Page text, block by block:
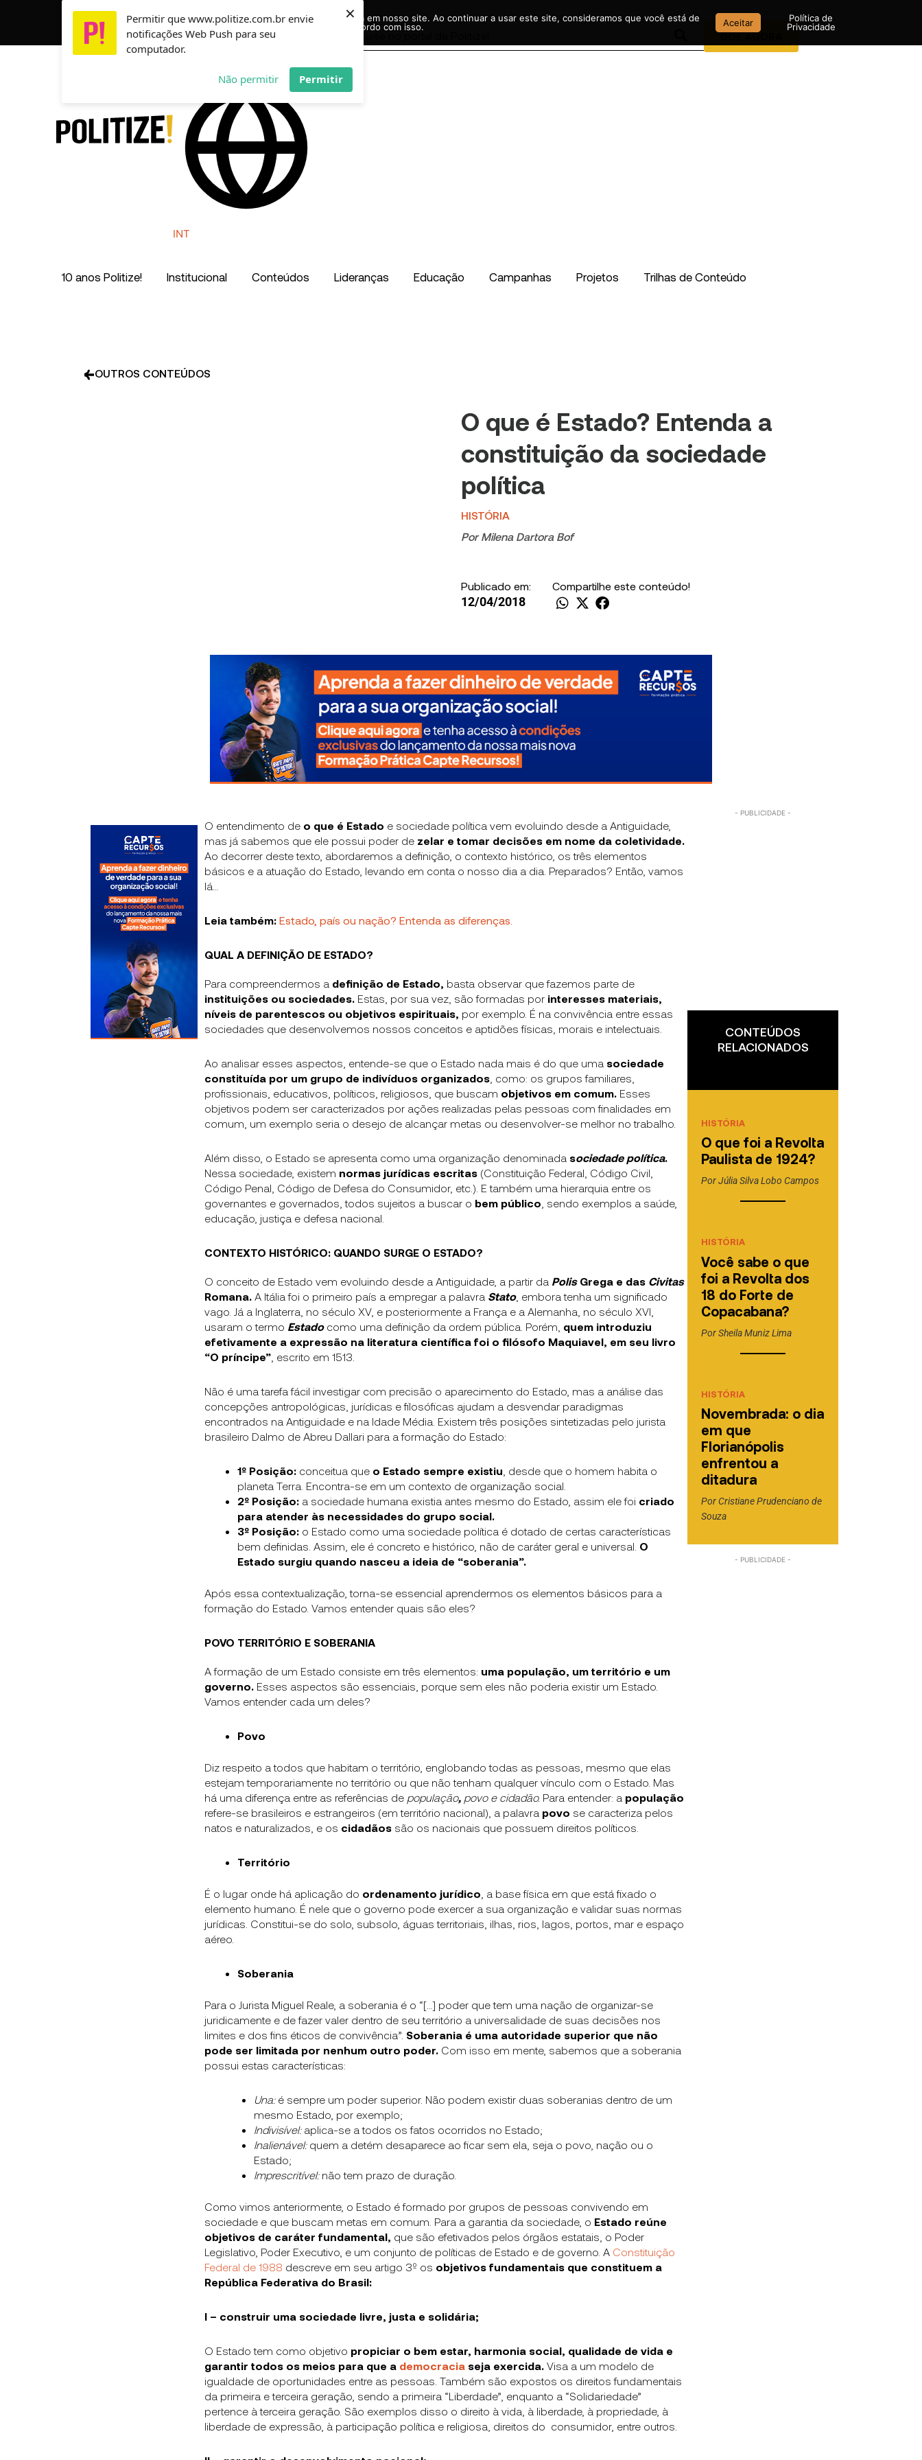
Permitir que www.politize.com.br envie
notificações Web Push para seu
computador.
Não permitir Permitir
×
CO
INT
Pesquisar
DOE AGORA
10 anos Politize! Institucional Conteúdos Lideranças Educação Campanhas Projetos Trilhas de Conteúdo
OUTROS CONTEÚDOS
O que é Estado? Entenda a
constituição da sociedade
política
HISTÓRIA
Por Milena Dartora Bof
Publicado em:
12/04/2018
Compartilhe este conteúdo!
O entendimento de o que é Estado e sociedade política vem evoluindo desde a Antiguidade,
mas já sabemos que ele possui poder de zelar e tomar decisões em nome da coletividade.
Ao decorrer deste texto, abordaremos a definição, o contexto histórico, os três elementos
básicos e a atuação do Estado, levando em conta o nosso dia a dia. Preparados? Então, vamos
lá…
Leia também: Estado, país ou nação? Entenda as diferenças.
QUAL A DEFINIÇÃO DE ESTADO?
Para compreendermos a definição de Estado, basta observar que fazemos parte de
instituições ou sociedades. Estas, por sua vez, são formadas por interesses materiais,
níveis de parentescos ou objetivos espirituais, por exemplo. É na convivência entre essas
sociedades que desenvolvemos nossos conceitos e aptidões físicas, morais e intelectuais.
Ao analisar esses aspectos, entende-se que o Estado nada mais é do que uma sociedade
constituída por um grupo de indivíduos organizados , como: os grupos familiares,
profissionais, educativos, políticos, religiosos, que buscam objetivos em comum. Esses
objetivos podem ser caracterizados por ações realizadas pelas pessoas com finalidades em
comum, um exemplo seria o desejo de alcançar metas ou desenvolver-se melhor no trabalho.
Além disso, o Estado se apresenta como uma organização denominada sociedade política.
Nessa sociedade, existem normas jurídicas escritas (Constituição Federal, Código Civil,
Código Penal, Código de Defesa do Consumidor, etc.). E também uma hierarquia entre os
governantes e governados, todos sujeitos a buscar o bem público , sendo exemplos a saúde,
educação, justiça e defesa nacional.
CONTEXTO HISTÓRICO: QUANDO SURGE O ESTADO?
O conceito de Estado vem evoluindo desde a Antiguidade, a partir da PolisGrega e das Civitas
Romana. A Itália foi o primeiro país a empregar a palavra Stato, embora tenha um significado
vago. Já a Inglaterra, no século XV, e posteriormente a França e a Alemanha, no século XVI,
usaram o termo Estadocomo uma definição da ordem pública. Porém, quem introduziu
efetivamente a expressão na literatura científica foi o filósofo Maquiavel, em seu livro
“O príncipe” , escrito em 1513.
Não é uma tarefa fácil investigar com precisão o aparecimento do Estado, mas a análise das
concepções antropológicas, jurídicas e filosóficas ajudam a desvendar paradigmas
encontrados na Antiguidade e na Idade Média. Existem três posições sintetizadas pelo jurista
brasileiro Dalmo de Abreu Dallari para a formação do Estado:
1º Posição: conceitua que o Estado sempre existiu , desde que o homem habita o
planeta Terra. Encontra-se em um contexto de organização social.
2º Posição: a sociedade humana existia antes mesmo do Estado, assim ele foi criado
para atender às necessidades do grupo social.
3º Posição: o Estado como uma sociedade política é dotado de certas características
bem definidas. Assim, ele é concreto e histórico, não de caráter geral e universal. O
Estado surgiu quando nasceu a ideia de “soberania”.
Após essa contextualização, torna-se essencial aprendermos os elementos básicos para a
formação do Estado. Vamos entender quais são eles?
POVO TERRITÓRIO E SOBERANIA
A formação de um Estado consiste em três elementos: uma população, um território e um
governo. Esses aspectos são essenciais, porque sem eles não poderia existir um Estado.
Vamos entender cada um deles?
Povo
Diz respeito a todos que habitam o território, englobando todas as pessoas, mesmo que elas
estejam temporariamente no território ou que não tenham qualquer vínculo com o Estado. Mas
há uma diferença entre as referências de população, povo e cidadão. Para entender: a população
refere-se brasileiros e estrangeiros (em território nacional), a palavra povo se caracteriza pelos
natos e naturalizados, e os cidadãos são os nacionais que possuem direitos políticos.
Território
É o lugar onde há aplicação do ordenamento jurídico , a base física em que está fixado o
elemento humano. É nele que o governo pode exercer a sua organização e validar suas normas
jurídicas. Constitui-se do solo, subsolo, águas territoriais, ilhas, rios, lagos, portos, mar e espaço
aéreo.
Soberania
Para o Jurista Miguel Reale, a soberania é o “[…] poder que tem uma nação de organizar-se
juridicamente e de fazer valer dentro de seu território a universalidade de suas decisões nos
limites e dos fins éticos de convivência”. Soberania é uma autoridade superior que não
pode ser limitada por nenhum outro poder. Com isso em mente, sabemos que a soberania
possui estas características:
Una:é sempre um poder superior. Não podem existir duas soberanias dentro de um
mesmo Estado, por exemplo;
Indivisível:aplica-se a todos os fatos ocorridos no Estado;
Inalienável:quem a detém desaparece ao ficar sem ela, seja o povo, nação ou o
Estado;
Imprescritível:não tem prazo de duração.
Como vimos anteriormente, o Estado é formado por grupos de pessoas convivendo em
sociedade e que buscam metas em comum. Para a garantia da sociedade, o Estado reúne
objetivos de caráter fundamental, que são efetivados pelos órgãos estatais, o Poder
Legislativo, Poder Executivo, e um conjunto de políticas de Estado e de governo. A Constituição
Federal de 1988 descreve em seu artigo 3º os objetivos fundamentais que constituem a
República Federativa do Brasil:
I – construir uma sociedade livre, justa e solidária;
O Estado tem como objetivo propiciar o bem estar, harmonia social, qualidade de vida e
garantir todos os meios para que a democracia seja exercida. Visa a um modelo de
igualdade de oportunidades entre as pessoas. Também são expostos os direitos fundamentais
da primeira e terceira geração, sendo a primeira “Liberdade”, enquanto a “Solidariedade”
pertence à terceira geração. São exemplos disso o direito à vida, à liberdade, à propriedade, à
liberdade de expressão, à participação política e religiosa, direitos do consumidor, entre outros.
CONTEÚDOS
RELACIONADOS
HISTÓRIA
O que foi a Revolta
Paulista de 1924?
PorJúlia Silva Lobo Campos
HISTÓRIA
Você sabe o que
foi a Revolta dos
18 do Forte de
Copacabana?
PorSheila Muniz Lima
HISTÓRIA
Novembrada: o dia
em que
Florianópolis
enfrentou a
ditadura
PorCristiane Prudenciano de
Souza
Usamos cookies para garantir que você tenha a melhor experiência em nosso site. Ao continuar a usar este site, consideramos que você está de
acordo com isso.
Aceitar
Política de
Privacidade